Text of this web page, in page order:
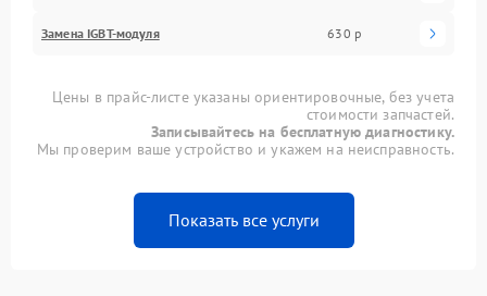
Замена IGBT-модуля 630 р
Цены в прайс-листе указаны ориентировочные, без учета
стоимости запчастей.
Записывайтесь на бесплатную диагностику.
Мы проверим ваше устройство и укажем на неисправность.
Показать все услуги